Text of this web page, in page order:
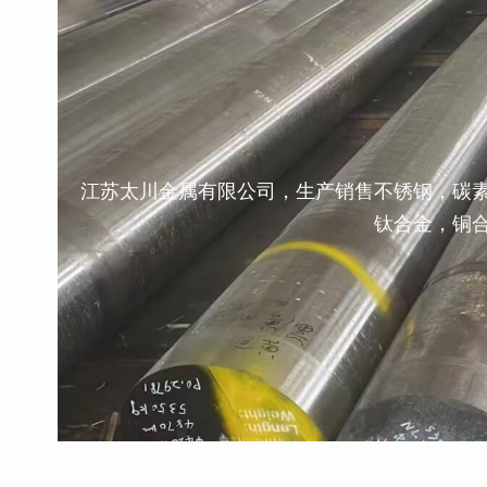
江苏太川金属有限公司，生产销售不锈钢，碳
钛合金，铜